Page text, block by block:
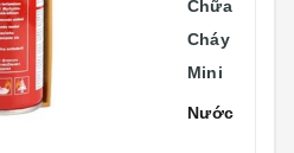
Chữa
Cháy
Mini
Nước